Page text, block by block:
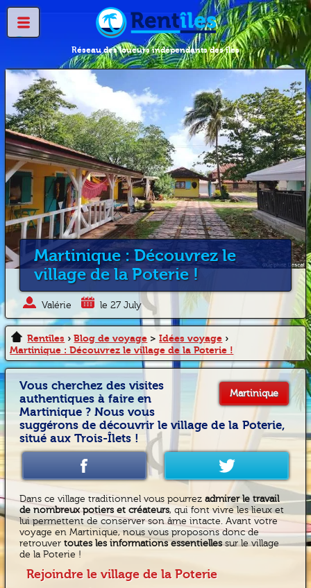
Réseau des loueurs indépendants des îles
Martinique : Découvrez le
village de la Poterie !
Valérie le 27 July
Rentîles › Blog de voyage > Idées voyage ›
Martinique : Découvrez le village de la Poterie !
Martinique
Vous cherchez des visites
authentiques à faire en
Martinique ? Nous vous
suggérons de découvrir le village de la Poterie,
situé aux Trois-Îlets !
Dans ce village traditionnel vous pourrezadmirer le travail
de nombreux potiers et créateurs, qui font vivre les lieux et
lui permettent de conserver son âme intacte. Avant votre
voyage en Martinique, nous vous proposons donc de
retrouvertoutes les informations essentiellessur le village
de la Poterie !
Rejoindre le village de la Poterie